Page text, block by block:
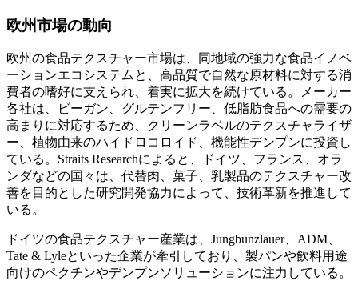
欧州市場の動向
欧州の食品テクスチャー市場は、同地域の強力な食品イノベ
ーションエコシステムと、高品質で自然な原材料に対する消
費者の嗜好に支えられ、着実に拡大を続けている。メーカー
各社は、ビーガン、グルテンフリー、低脂肪食品への需要の
高まりに対応するため、クリーンラベルのテクスチャライザ
ー、植物由来のハイドロコロイド、機能性デンプンに投資し
ている。Straits Researchによると、ドイツ、フランス、オラ
ンダなどの国々は、代替肉、菓子、乳製品のテクスチャー改
善を目的とした研究開発協力によって、技術革新を推進して
いる。
ドイツの食品テクスチャー産業は、Jungbunzlauer、ADM、
Tate & Lyleといった企業が牽引しており、製パンや飲料用途
向けのペクチンやデンプンソリューションに注力している。